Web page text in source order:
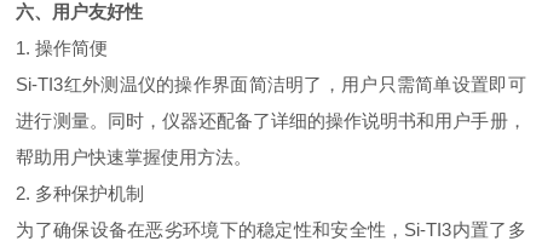
六、用户友好性
1. 操作简便
Si-TI3红外测温仪的操作界面简洁明了，用户只需简单设置即可
进行测量。同时，仪器还配备了详细的操作说明书和用户手册，
帮助用户快速掌握使用方法。
2. 多种保护机制
为了确保设备在恶劣环境下的稳定性和安全性，Si-TI3内置了多